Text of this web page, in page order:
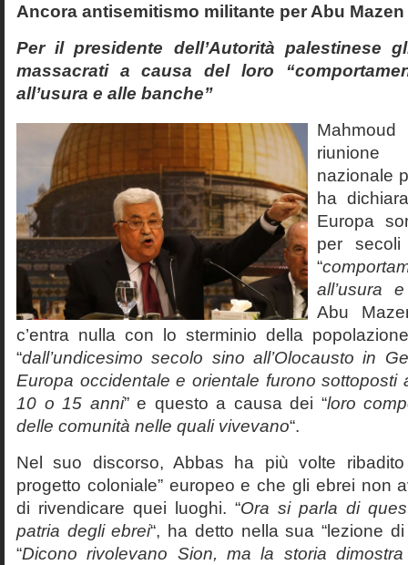
Ancora antisemitismo militante per Abu Mazen
Per il presidente dell’Autorità palestinese
massacrati a causa del loro
all’usura e alle banche”
nazionale
ha
Europa
per
“
all’usura
Abu
c’entra nulla con lo sterminio della
“dall’undicesimo secolo sino all’Olocausto in
Europa occidentale e orientale furono sottoposti
10 o 15 anni” e questo a causa dei “loro
delle comunità nelle quali vivevano“.
Nel suo discorso, Abbas ha più volte
progetto coloniale” europeo e che gli ebrei non
di rivendicare quei luoghi. “Ora si parla di
patria degli ebrei“, ha detto nella sua “lezione
“Dicono rivolevano Sion, ma la storia